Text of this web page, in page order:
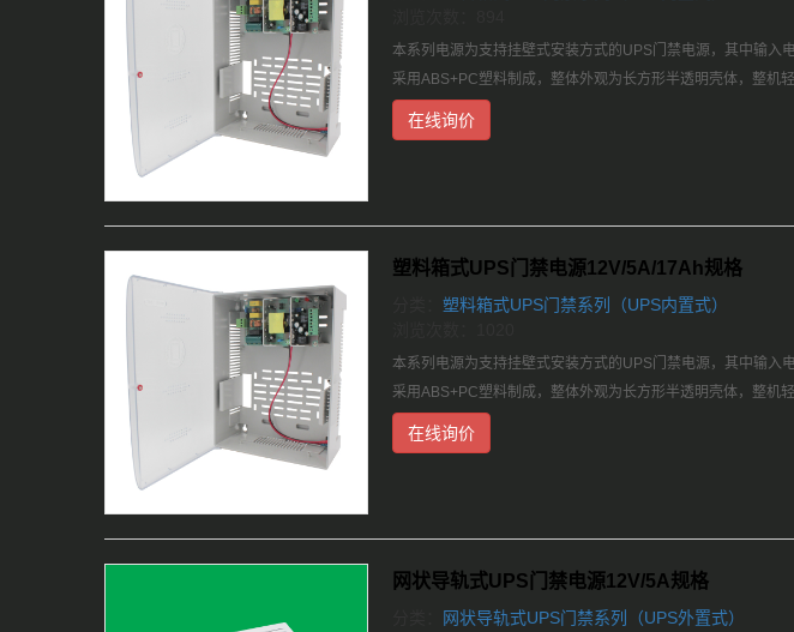
本系列电源为支持挂壁式安装方式的UPS门禁电源，其中输
采用ABS+PC塑料制成，整体外观为长方形半透明壳体，整机
在线询价
塑料箱式UPS门禁电源12V/5A/17Ah规格
塑料箱式UPS门禁系列（UPS内置式）
本系列电源为支持挂壁式安装方式的UPS门禁电源，其中输
采用ABS+PC塑料制成，整体外观为长方形半透明壳体，整机
在线询价
网状导轨式UPS门禁电源12V/5A规格
网状导轨式UPS门禁系列（UPS外置式）